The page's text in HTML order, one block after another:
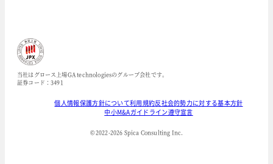
当社はグロース上場GA technologiesのグループ会社です。
証券コード：3491
個人情報保護方針について利用規約反社会的勢力に対する基本方針
中小M&Aガイドライン遵守宣言
© 2022-2026 Spica Consulting Inc.